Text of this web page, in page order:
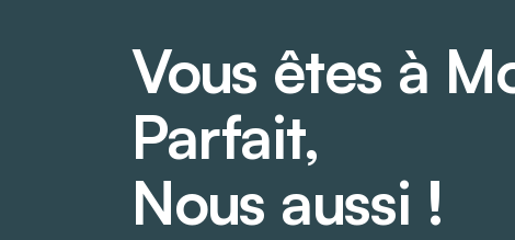
Vous êtes à
Parfait,
Nous aussi !